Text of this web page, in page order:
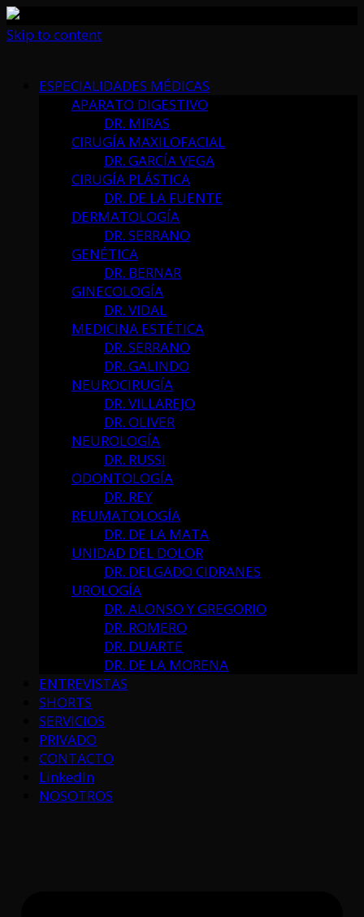
Skip to content
ESPECIALIDADES MÉDICAS
APARATO DIGESTIVO
DR. MIRAS
CIRUGÍA MAXILOFACIAL
DR. GARCÍA VEGA
CIRUGÍA PLÁSTICA
DR. DE LA FUENTE
DERMATOLOGÍA
DR. SERRANO
GENÉTICA
DR. BERNAR
GINECOLOGÍA
DR. VIDAL
MEDICINA ESTÉTICA
DR. SERRANO
DR. GALINDO
NEUROCIRUGÍA
DR. VILLAREJO
DR. OLIVER
NEUROLOGÍA
DR. RUSSI
ODONTOLOGÍA
DR. REY
REUMATOLOGÍA
DR. DE LA MATA
UNIDAD DEL DOLOR
DR. DELGADO CIDRANES
UROLOGÍA
DR. ALONSO Y GREGORIO
DR. ROMERO
DR. DUARTE
DR. DE LA MORENA
ENTREVISTAS
SHORTS
SERVICIOS
PRIVADO
CONTACTO
LinkedIn
NOSOTROS